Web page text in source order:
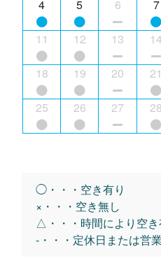
4 5 6 7
11 12 13 14
18 19 20 21
25 26 27 28
◯・・・空き有り
×・・・空き無し
△・・・時間により空き
-・・・定休日または営